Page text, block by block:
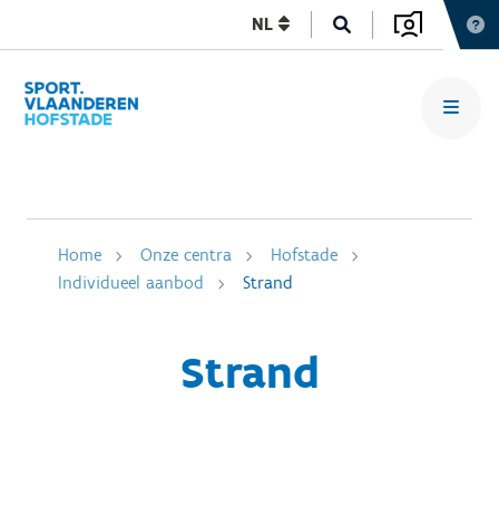
NL
Home Onze centra
Hofstade
Individueel aanbod
Strand
Strand